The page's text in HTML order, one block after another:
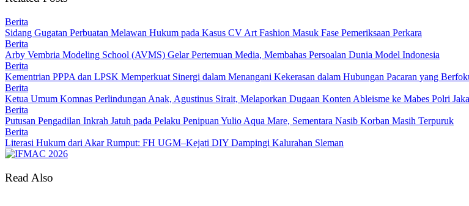
Berita
Sidang Gugatan Perbuatan Melawan Hukum pada Kasus CV Art Fashion Masuk Fase Pemeriksaan Perkara
Berita
Arby Vembria Modeling School (AVMS) Gelar Pertemuan Media, Membahas Persoalan Dunia Model Indonesia
Berita
Kementrian PPPA dan LPSK Memperkuat Sinergi dalam Menangani Kekerasan dalam Hubungan Pacaran yang
Berita
Ketua Umum Komnas Perlindungan Anak, Agustinus Sirait, Melaporkan Dugaan Konten Ableisme ke Mabes Polri
Berita
Putusan Pengadilan Inkrah Jatuh pada Pelaku Penipuan Yulio Aqua Mare, Sementara Nasib Korban Masih Terpuruk
Berita
Literasi Hukum dari Akar Rumput: FH UGM–Kejati DIY Dampingi Kalurahan Sleman
Read Also